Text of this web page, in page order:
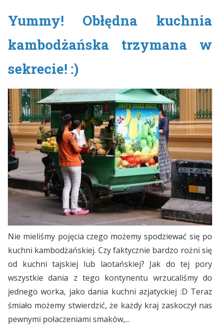
Yummy! Obłędna kuchnia
kambodżańska trzymana w
sekrecie! :)
Nie mieliśmy pojęcia czego możemy spodziewać się po
kuchni kambodżańskiej. Czy faktycznie bardzo rożni się
od kuchni tajskiej lub laotańskiej? Jak do tej pory
wszystkie dania z tego kontynentu wrzucaliśmy do
jednego worka, jako dania kuchni azjatyckiej :D Teraz
śmiało możemy stwierdzić, że każdy kraj zaskoczył nas
pewnymi połaczeniami smaków,...